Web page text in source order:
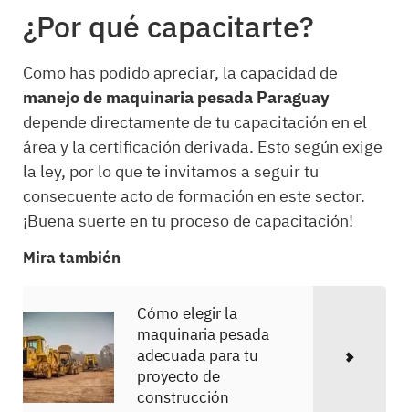
¿Por qué capacitarte?
Como has podido apreciar, la capacidad de
manejo de maquinaria pesada Paraguay
depende directamente de tu capacitación en el
área y la certificación derivada. Esto según exige
la ley, por lo que te invitamos a seguir tu
consecuente acto de formación en este sector.
¡Buena suerte en tu proceso de capacitación!
Mira también
Cómo elegir la
maquinaria pesada
adecuada para tu
proyecto de
construcción